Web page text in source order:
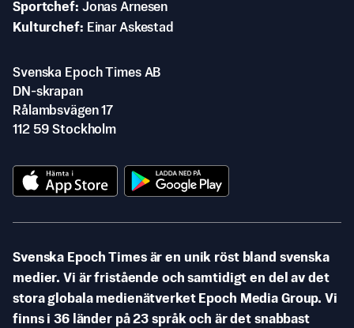
Sportchef Jonas Arnesen
Kulturchef
Einar Askestad
Svenska Epoch Times AB
DN-skrapan
Rålambsvägen 17
112 59 Stockholm
Svenska Epoch Times är en unik röst bland svenska
medier. Vi är fristående och samtidigt en del av det
stora globala medienätverket Epoch Media Group. Vi
finns i 36 länder på 23 språk och är det snabbast